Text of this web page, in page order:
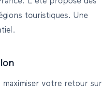
touristiques. Une
votre retour sur